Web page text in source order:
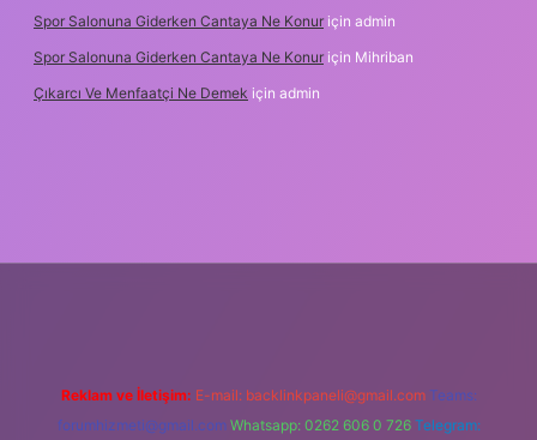
Spor Salonuna Giderken Cantaya Ne Konur için admin
Spor Salonuna Giderken Cantaya Ne Konur için Mihriban
Çıkarcı Ve Menfaatçi Ne Demek için admin
Reklam ve İletişim: E-mail: backlinkpaneli@gmail.com Teams:
forumhizmeti@gmail.com Whatsapp: 0262 606 0 726 Telegram: